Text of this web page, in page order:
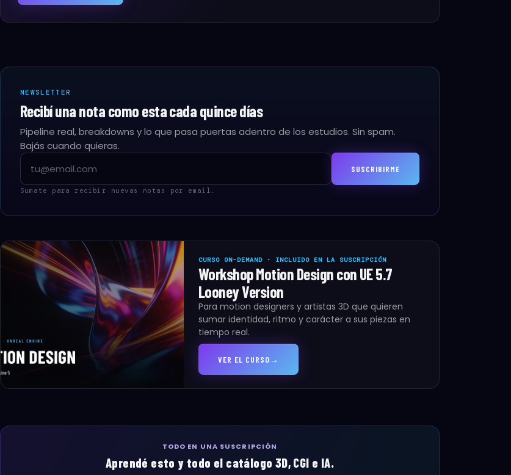
NEWSLETTER
Recibí una nota como esta cada quince días
Pipeline real, breakdowns y lo que pasa puertas adentro de los estudios. Sin spam.
Bajás cuando quieras.
Email
SUSCRIBIRME
Sumate para recibir nuevas notas por email.
CURSO ON-DEMAND · INCLUIDO EN LA SUSCRIPCIÓN
Workshop Motion Design con UE 5.7
Looney Version
Para motion designers y artistas 3D que quieren
sumar identidad, ritmo y carácter a sus piezas en
tiempo real.
VER EL CURSO →
TODO EN UNA SUSCRIPCIÓN
Aprendé esto y todo el catálogo 3D, CGI e IA.